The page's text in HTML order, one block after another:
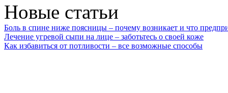
Новые статьи
Боль в спине ниже поясницы – почему возникает и что
Лечение угревой сыпи на лице – заботьтесь о своей коже
Как избавиться от потливости – все возможные способы